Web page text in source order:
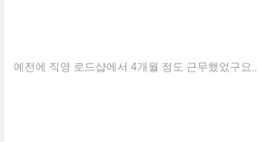
예전에 직영 로드샵에서 4개월 정도 근무했었구요..